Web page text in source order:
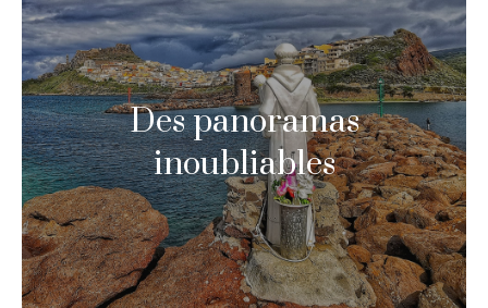
Des panoramas
inoubliables